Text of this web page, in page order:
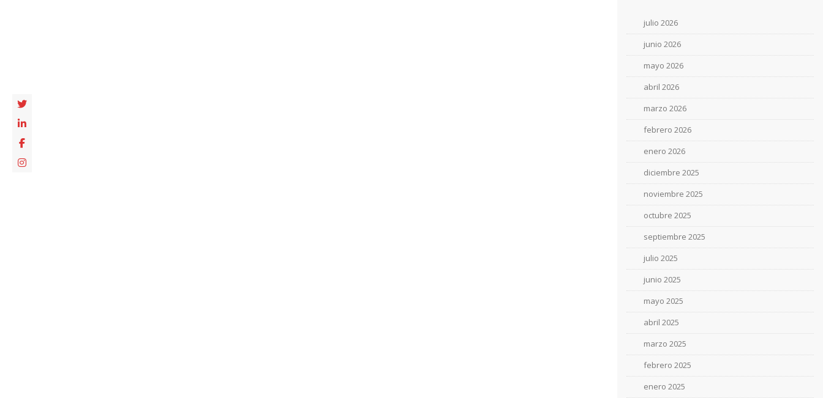
julio 2026
junio 2026
mayo 2026
abril 2026
marzo 2026
febrero 2026
enero 2026
diciembre 2025
noviembre 2025
octubre 2025
septiembre 2025
julio 2025
junio 2025
mayo 2025
abril 2025
marzo 2025
febrero 2025
enero 2025